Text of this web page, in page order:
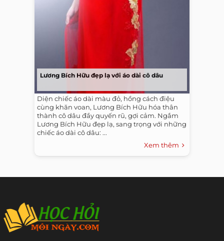
Lương Bích Hữu đẹp lạ với áo dài cô dâu
Diện chiếc áo dài màu đỏ, hồng cách điệu
cùng khăn voan, Lương Bích Hữu hóa thân
thành cô dâu đầy quyến rũ, gợi cảm. Ngắm
Lương Bích Hữu đẹp lạ, sang trọng với những
chiếc áo dài cô dâu: ...
Xem thêm